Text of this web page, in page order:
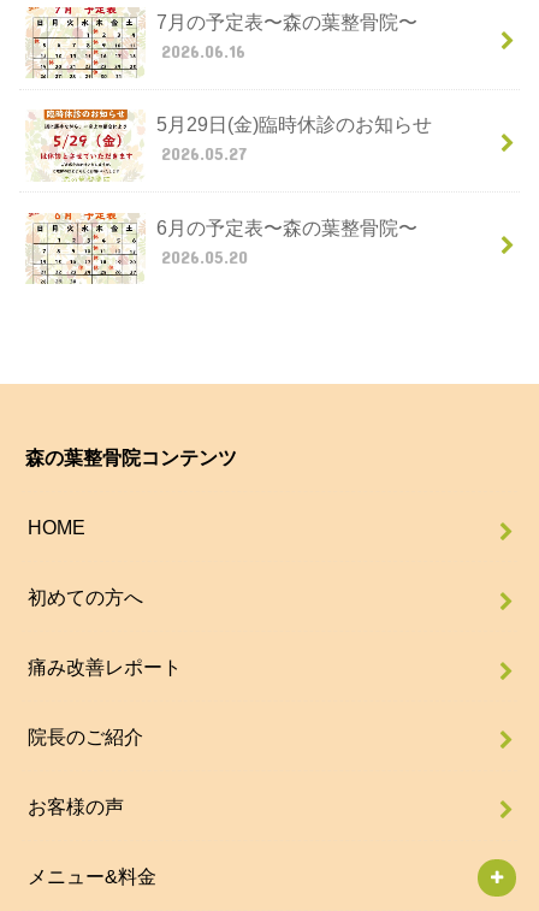
7月の予定表〜森の葉整骨院〜
2026.06.16
5月29日(金)臨時休診のお知らせ
2026.05.27
6月の予定表〜森の葉整骨院〜
2026.05.20
森の葉整骨院コンテンツ
HOME
初めての方へ
痛み改善レポート
院長のご紹介
お客様の声
メニュー&料金